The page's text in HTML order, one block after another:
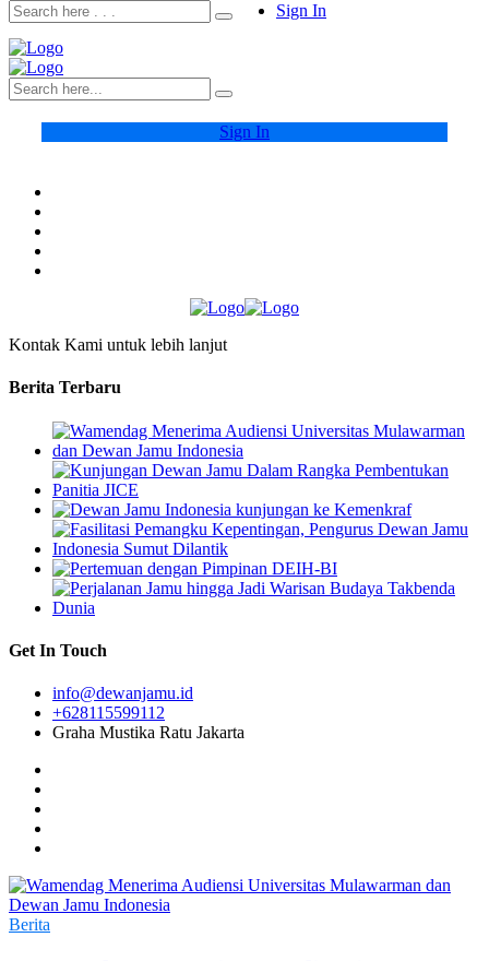
Sign In
Sign In
Kontak Kami untuk lebih lanjut
Berita Terbaru
Get In Touch
info@dewanjamu.id
+628115599112
Graha Mustika Ratu Jakarta
Berita